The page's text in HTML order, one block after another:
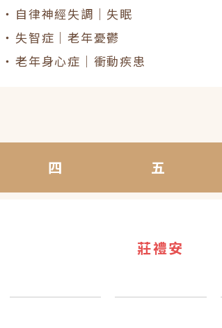
自律神經失調｜失眠
失智症｜老年憂鬱
老年身心症｜衝動疾患
四 五
莊禮安